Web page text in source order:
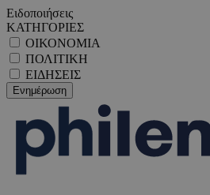
Ειδοποιήσεις
ΚΑΤΗΓΟΡΙΕΣ
ΟΙΚΟΝΟΜΙΑ
ΠΟΛΙΤΙΚΗ
ΕΙΔΗΣΕΙΣ